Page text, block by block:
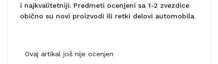
i najkvalitetniji. Predmeti ocenjeni sa 1-2 zvezdice
obično su novi proizvodi ili retki delovi automobila.
Ovaj artikal još nije ocenjen